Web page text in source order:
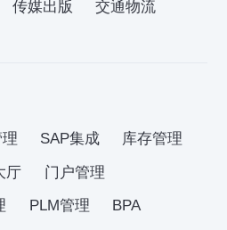
传媒出版
交通物流
SAP集成
库存管理
厅
门户管理
PLM管理
BPA